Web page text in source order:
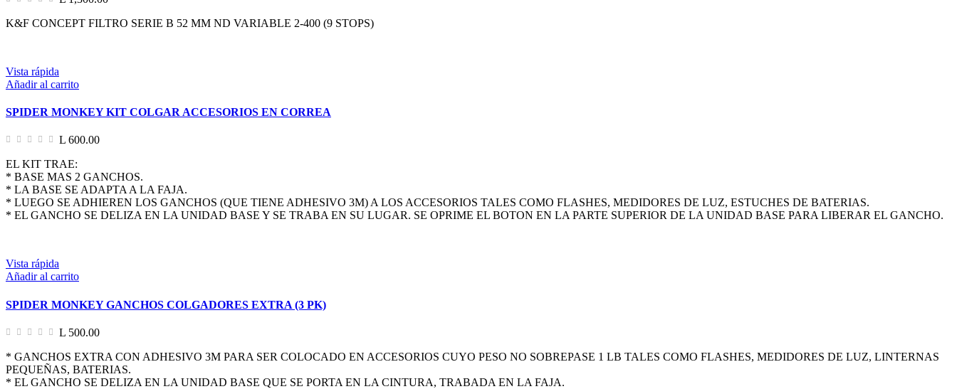
K&F CONCEPT FILTRO SERIE B 52 MM ND VARIABLE 2-400 (9 STOPS)
Vista rápida
Añadir al carrito
SPIDER MONKEY KIT COLGAR ACCESORIOS EN CORREA
L 600.00
EL KIT TRAE:
* BASE MAS 2 GANCHOS.
* LA BASE SE ADAPTA A LA FAJA.
* LUEGO SE ADHIEREN LOS GANCHOS (QUE TIENE ADHESIVO 3M) A LOS ACCESORIOS TALES COMO FLASHES, MEDIDORES DE LUZ, ESTUCHES DE BATERIAS.
* EL GANCHO SE DELIZA EN LA UNIDAD BASE Y SE TRABA EN SU LUGAR. SE OPRIME EL BOTON EN LA PARTE SUPERIOR DE LA UNIDAD BASE PARA LIBERAR EL GANCHO.
Vista rápida
Añadir al carrito
SPIDER MONKEY GANCHOS COLGADORES EXTRA (3 PK)
L 500.00
* GANCHOS EXTRA CON ADHESIVO 3M PARA SER COLOCADO EN ACCESORIOS CUYO PESO NO SOBREPASE 1 LB TALES COMO FLASHES, MEDIDORES DE LUZ, LINTERNAS
PEQUEÑAS, BATERIAS.
* EL GANCHO SE DELIZA EN LA UNIDAD BASE QUE SE PORTA EN LA CINTURA, TRABADA EN LA FAJA.